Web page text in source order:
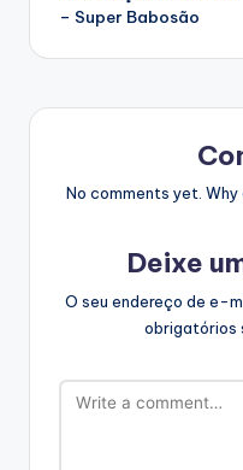
– Super Babosão
No comments yet.
Deixe
O seu endereço de e-
obrigatórios